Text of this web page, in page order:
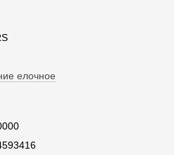
елочное